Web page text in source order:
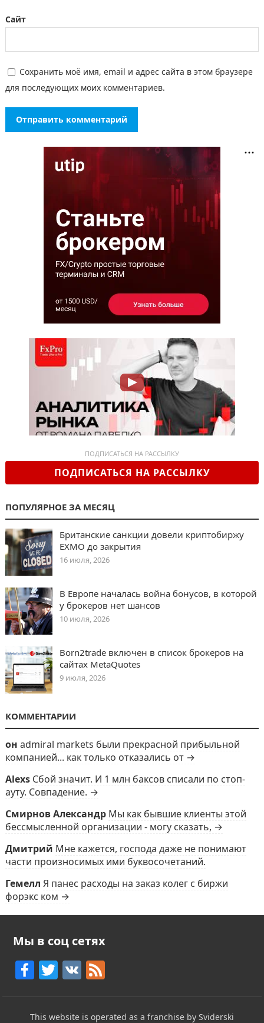
Сайт
Сохранить моё имя, email и адрес сайта в этом браузере
для последующих моих комментариев.
ПОДПИСАТЬСЯ НА РАССЫЛКУ
ПОДПИСАТЬСЯ НА РАССЫЛКУ
ПОПУЛЯРНОЕ ЗА МЕСЯЦ
Британские санкции довели криптобиржу
EXMO до закрытия
16 июля, 2026
В Европе началась война бонусов, в которой
у брокеров нет шансов
10 июля, 2026
Born2trade включен в список брокеров на
сайтах MetaQuotes
9 июля, 2026
КОММЕНТАРИИ
он admiral markets были прекрасной прибыльной
компанией... как только отказались от →
Alexs Сбой значит. И 1 млн баксов списали по стоп-
ауту. Совпадение. →
Смирнов Александр Мы как бывшие клиенты этой
бессмысленной организации - могу сказать, →
Дмитрий Мне кажется, господа даже не понимают
части произносимых ими буквосочетаний.
Гемелл Я панес расходы на заказ колег с биржи
форэкс ком →
Мы в соц сетях
F
c
T
itt
V F
This website is operated as a franchise by Sviderski